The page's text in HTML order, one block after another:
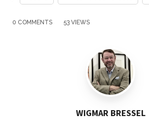
0 COMMENTS 53 VIEWS
WIGMAR BRESSEL